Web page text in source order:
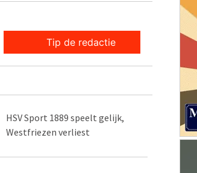
Tip de redactie
HSV Sport 1889 speelt gelijk,
Westfriezen verliest